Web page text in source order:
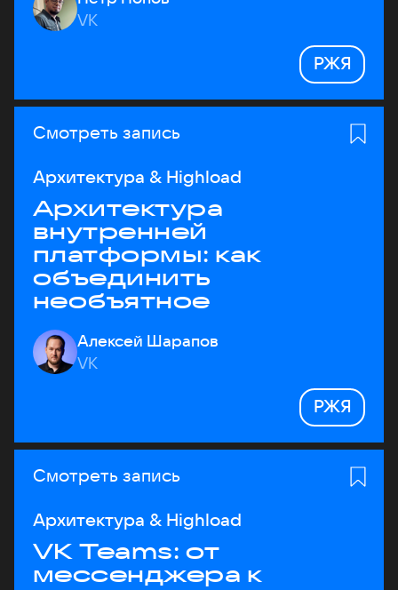
VK
РЖЯ
Смотреть запись
Архитектура & Highload
Архитектура
внутренней
платформы: как
объединить
необъятное
Алексей Шарапов
VK
РЖЯ
Смотреть запись
Архитектура & Highload
VK Teams: от
мессенджера к